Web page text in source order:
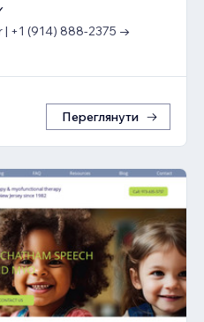
+1 (914) 888-2375 →
Переглянути